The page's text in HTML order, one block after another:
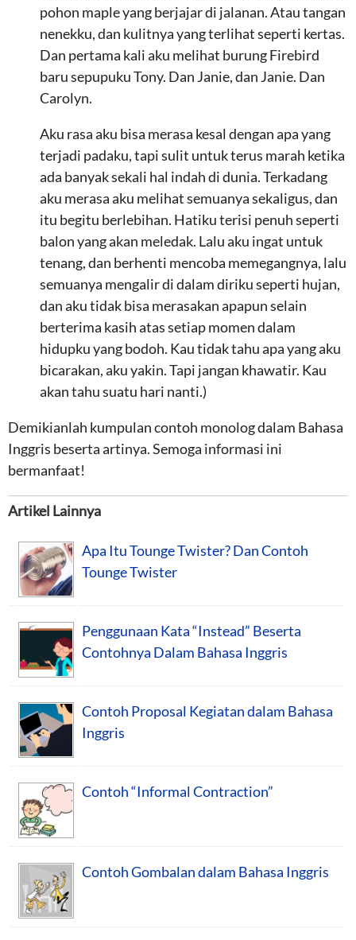
pohon maple yang berjajar di jalanan. Atau tangan
nenekku, dan kulitnya yang terlihat seperti kertas.
Dan pertama kali aku melihat burung Firebird
baru sepupuku Tony. Dan Janie, dan Janie. Dan
Carolyn.
Aku rasa aku bisa merasa kesal dengan apa yang
terjadi padaku, tapi sulit untuk terus marah ketika
ada banyak sekali hal indah di dunia. Terkadang
aku merasa aku melihat semuanya sekaligus, dan
itu begitu berlebihan. Hatiku terisi penuh seperti
balon yang akan meledak. Lalu aku ingat untuk
tenang, dan berhenti mencoba memegangnya, lalu
semuanya mengalir di dalam diriku seperti hujan,
dan aku tidak bisa merasakan apapun selain
berterima kasih atas setiap momen dalam
hidupku yang bodoh. Kau tidak tahu apa yang aku
bicarakan, aku yakin. Tapi jangan khawatir. Kau
akan tahu suatu hari nanti.)
Demikianlah kumpulan contoh monolog dalam Bahasa
Inggris beserta artinya. Semoga informasi ini
bermanfaat!
Artikel Lainnya
Apa Itu Tounge Twister? Dan Contoh
Tounge Twister
Penggunaan Kata “Instead” Beserta
Contohnya Dalam Bahasa Inggris
Contoh Proposal Kegiatan dalam Bahasa
Inggris
Contoh “Informal Contraction”
Contoh Gombalan dalam Bahasa Inggris